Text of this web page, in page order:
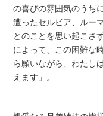
の喜びの雰囲気のうち
遭ったセルビア、ルー
とのことを思い起こさ
によって、この困難な
ら願いながら、わたし
えます」。